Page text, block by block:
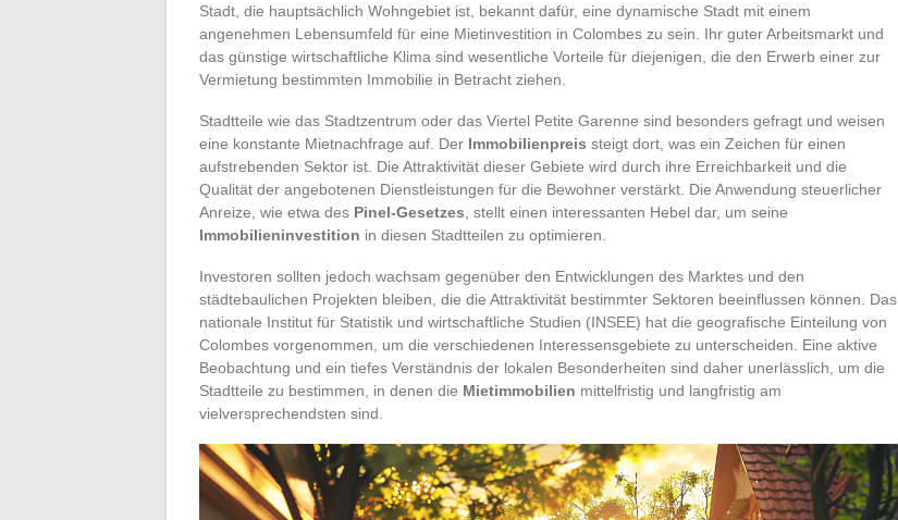
Stadt, die hauptsächlich Wohngebiet ist, bekannt dafür, eine dynamische Stadt mit einem
angenehmen Lebensumfeld für eine Mietinvestition in Colombes zu sein. Ihr guter Arbeitsmarkt und
das günstige wirtschaftliche Klima sind wesentliche Vorteile für diejenigen, die den Erwerb einer zur
Vermietung bestimmten Immobilie in Betracht ziehen.
Stadtteile wie das Stadtzentrum oder das Viertel Petite Garenne sind besonders gefragt und weisen
eine konstante Mietnachfrage auf. Der Immobilienpreis steigt dort, was ein Zeichen für einen
aufstrebenden Sektor ist. Die Attraktivität dieser Gebiete wird durch ihre Erreichbarkeit und die
Qualität der angebotenen Dienstleistungen für die Bewohner verstärkt. Die Anwendung steuerlicher
Anreize, wie etwa des Pinel-Gesetzes , stellt einen interessanten Hebel dar, um seine
Immobilieninvestition in diesen Stadtteilen zu optimieren.
Investoren sollten jedoch wachsam gegenüber den Entwicklungen des Marktes und den
städtebaulichen Projekten bleiben, die die Attraktivität bestimmter Sektoren beeinflussen können. Das
nationale Institut für Statistik und wirtschaftliche Studien (INSEE) hat die geografische Einteilung von
Colombes vorgenommen, um die verschiedenen Interessensgebiete zu unterscheiden. Eine aktive
Beobachtung und ein tiefes Verständnis der lokalen Besonderheiten sind daher unerlässlich, um die
Stadtteile zu bestimmen, in denen die Mietimmobilien mittelfristig und langfristig am
vielversprechendsten sind.